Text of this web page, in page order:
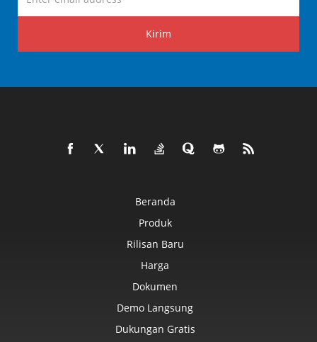
Kirim
Beranda
Produk
Rilisan Baru
Harga
Dokumen
Demo Langsung
Dukungan Gratis